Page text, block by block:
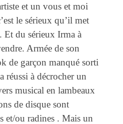
et un vous et moi
le sérieux qu’il met
Et du sérieux Irma à
Armée de son
de garçon manqué sorti
réussi à décrocher un
musical en lambeaux
de disque sont
et/ou radines . Mais un